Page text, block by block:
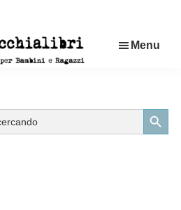
Menu
Search Button